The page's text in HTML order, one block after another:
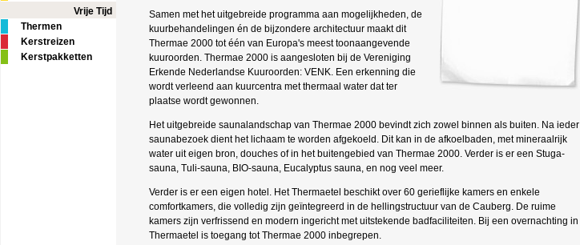
Samen met het uitgebreide programma aan mogelijkheden, de
kuurbehandelingen én de bijzondere architectuur maakt dit
Thermae 2000 tot één van Europa's meest toonaangevende
kuuroorden. Thermae 2000 is aangesloten bij de Vereniging
Erkende Nederlandse Kuuroorden: VENK. Een erkenning die
wordt verleend aan kuurcentra met thermaal water dat ter
plaatse wordt gewonnen.
Het uitgebreide saunalandschap van Thermae 2000 bevindt zich zowel binnen als buiten. Na ieder
saunabezoek dient het lichaam te worden afgekoeld. Dit kan in de afkoelbaden, met mineraalrijk
water uit eigen bron, douches of in het buitengebied van Thermae 2000. Verder is er een Stuga-
sauna, Tuli-sauna, BIO-sauna, Eucalyptus sauna, en nog veel meer.
Verder is er een eigen hotel. Het Thermaetel beschikt over 60 gerieflijke kamers en enkele
comfortkamers, die volledig zijn geïntegreerd in de hellingstructuur van de Cauberg. De ruime
kamers zijn verfrissend en modern ingericht met uitstekende badfaciliteiten. Bij een overnachting in
Thermaetel is toegang tot Thermae 2000 inbegrepen.
Vrije Tijd
Thermen
Kerstreizen
Kerstpakketten